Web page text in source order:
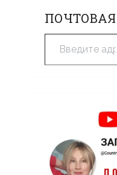
Введите адрес электронной почты…